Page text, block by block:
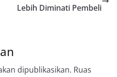
Lebih Diminati Pembeli
dipublikasikan. Ruas